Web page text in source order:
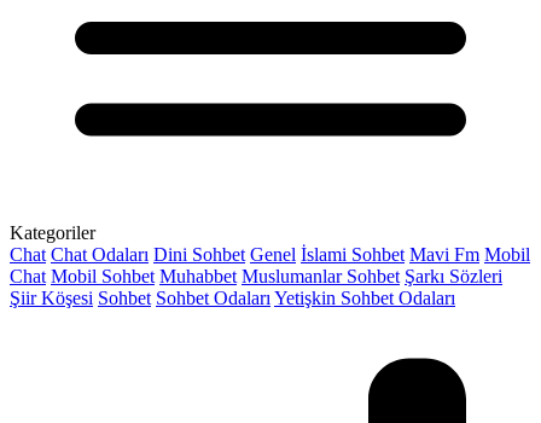
Kategoriler
Chat Chat Odaları Dini Sohbet Genel İslami Sohbet Mavi Fm Mobil
Chat Mobil Sohbet Muhabbet Muslumanlar Sohbet Şarkı Sözleri
Şiir Köşesi Sohbet Sohbet Odaları Yetişkin Sohbet Odaları